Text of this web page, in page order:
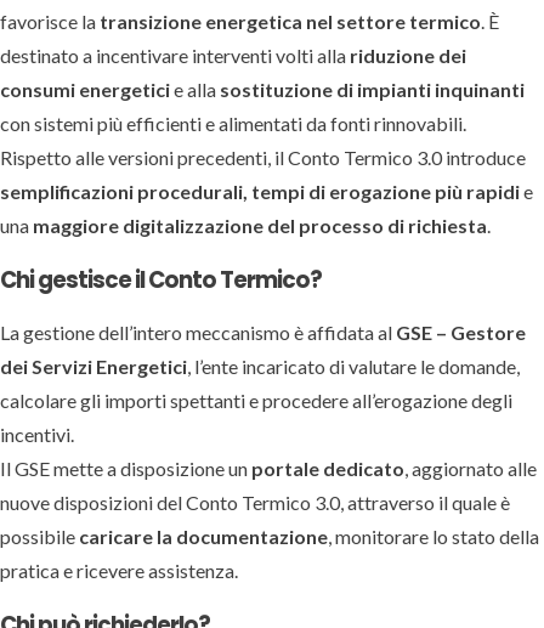
favorisce la transizione energetica nel settore termico . È
destinato a incentivare interventi volti alla riduzione dei
consumi energeticie alla sostituzione di impianti inquinanti
con sistemi più efficienti e alimentati da fonti rinnovabili.
Rispetto alle versioni precedenti, il Conto Termico 3.0 introduce
semplificazioni procedurali, tempi di erogazione più rapidie
una maggiore digitalizzazione del processo di richiesta
Chi gestisce il Conto Termico?
La gestione dell’intero meccanismo è affidata al GSE – Gestore
dei Servizi Energetici, l’ente incaricato di valutare le domande,
calcolare gli importi spettanti e procedere all’erogazione degli
incentivi.
Il GSE mette a disposizione un portale dedicato, aggiornato alle
nuove disposizioni del Conto Termico 3.0, attraverso il quale è
possibile caricare la documentazione, monitorare lo stato della
pratica e ricevere assistenza.